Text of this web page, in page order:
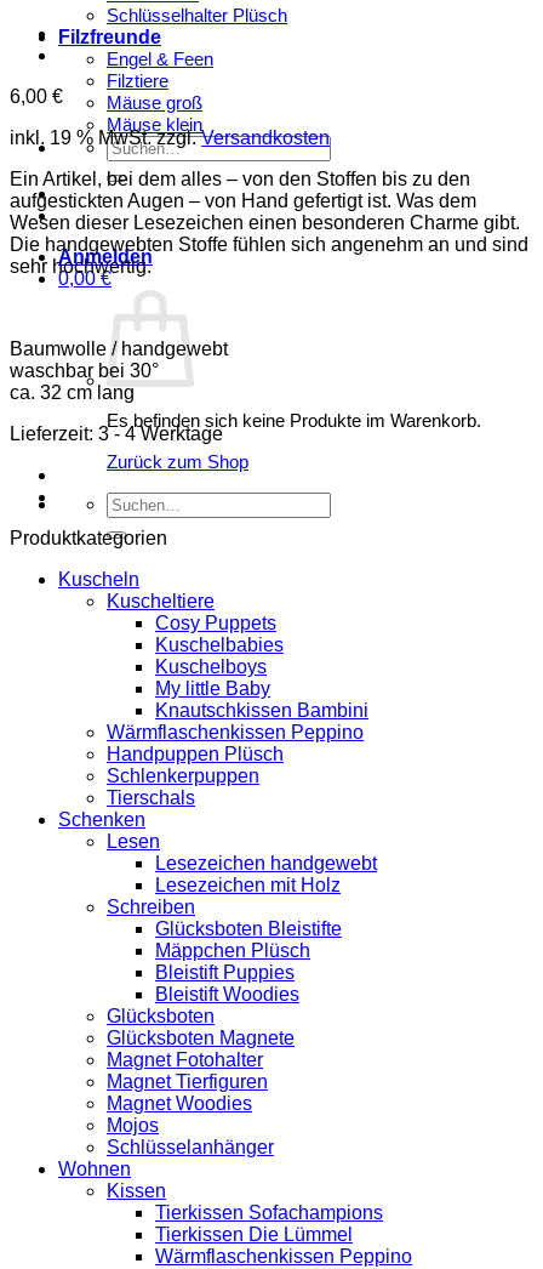
Schlüsselhalter Plüsch
Filzfreunde
Engel & Feen
Filztiere
Mäuse groß
Mäuse klein
Suchen
nach:
Anmelden
0,00€
Es befinden sich keine Produkte im Warenkorb.
Zurück zum Shop
Suchen
nach:
6,00 €
inkl. 19 % MwSt. zzgl.Versandkosten
Ein Artikel, bei dem alles – von den Stoffen bis zu den
aufgestickten Augen – von Hand gefertigt ist. Was dem
Wesen dieser Lesezeichen einen besonderen Charme gibt.
Die handgewebten Stoffe fühlen sich angenehm an und sind
sehr hochwertig.
Baumwolle / handgewebt
waschbar bei 30°
ca. 32 cm lang
Lieferzeit: 3 - 4 Werktage
Produktkategorien
Kuscheln
Kuscheltiere
Cosy Puppets
Kuschelbabies
Kuschelboys
My little Baby
Knautschkissen Bambini
Wärmflaschenkissen Peppino
Handpuppen Plüsch
Schlenkerpuppen
Tierschals
Schenken
Lesen
Lesezeichen handgewebt
Lesezeichen mit Holz
Schreiben
Glücksboten Bleistifte
Mäppchen Plüsch
Bleistift Puppies
Bleistift Woodies
Glücksboten
Glücksboten Magnete
Magnet Fotohalter
Magnet Tierfiguren
Magnet Woodies
Mojos
Schlüsselanhänger
Wohnen
Kissen
Tierkissen Sofachampions
Tierkissen Die Lümmel
Wärmflaschenkissen Peppino